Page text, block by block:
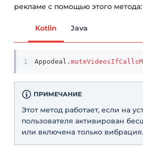
рекламе с помощью этого метода:
Kotlin Java
Appodeal .
ПРИМЕЧАНИЕ
Этот метод работает, если на
пользователя активирован
или включена только вибрация.